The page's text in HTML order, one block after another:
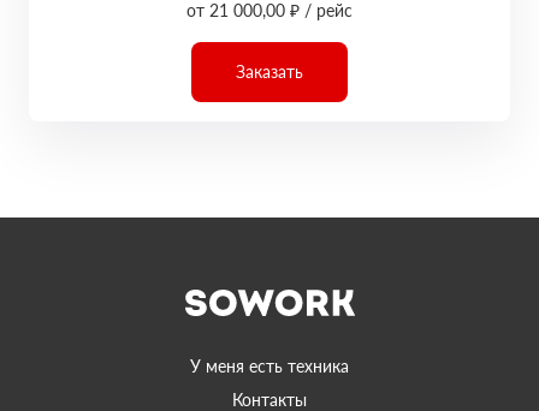
от 21 000,00 ₽ / рейс
Заказать
У меня есть техника
Контакты